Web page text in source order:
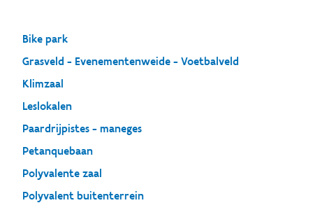
Bike park
Grasveld - Evenementenweide - Voetbalveld
Klimzaal
Leslokalen
Paardrijpistes - maneges
Petanquebaan
Polyvalente zaal
Polyvalent buitenterrein